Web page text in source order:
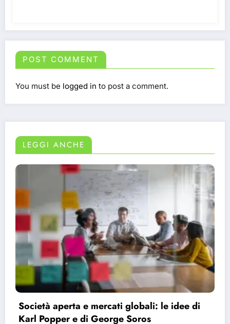
POST COMMENT
You must be logged in to post a comment.
LEGGI ANCHE
Bauman e la modernità liquida: perché ci